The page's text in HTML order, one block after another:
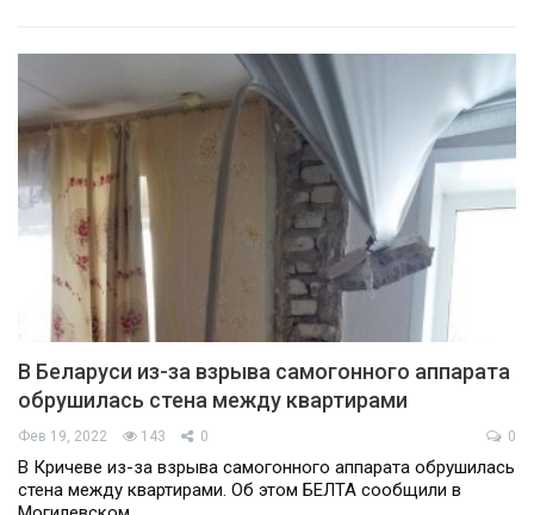
В Беларуси из-за взрыва самогонного аппарата
обрушилась стена между квартирами
Фев 19, 2022 143 0 0
В Кричеве из-за взрыва самогонного аппарата обрушилась
стена между квартирами. Об этом БЕЛТА сообщили в